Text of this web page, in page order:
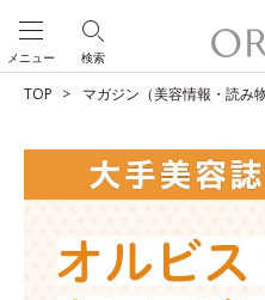
検索
メニュー
TOP マガジン（美容情報・読み物